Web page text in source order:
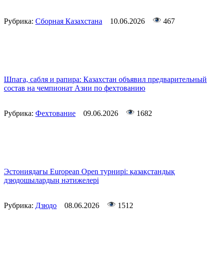
Рубрика: Сборная Казахстана 10.06.2026 467
Шпага, сабля и рапира: Казахстан объявил предварительный
состав на чемпионат Азии по фехтованию
Рубрика: Фехтование 09.06.2026 1682
Эстониядағы European Open турнирі: қазақстандық
дзюдошылардың нәтижелері
Рубрика: Дзюдо 08.06.2026 1512